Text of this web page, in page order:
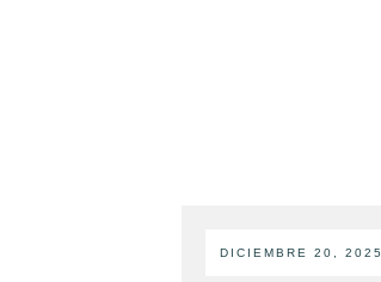
DICIEMBRE 20, 2025